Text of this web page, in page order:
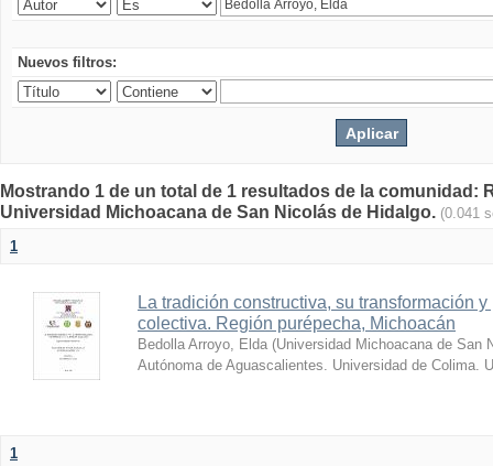
Nuevos filtros:
Mostrando 1 de un total de 1 resultados de la comunidad:
Universidad Michoacana de San Nicolás de Hidalgo. (0.041
1
La tradición constructiva, su transformación
colectiva. Región purépecha, Michoacán
Bedolla Arroyo, Elda (Universidad Michoacana de San
Autónoma de Aguascalientes. Universidad de Colima.
1